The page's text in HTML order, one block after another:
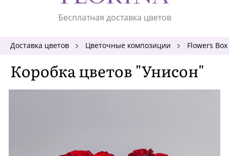
Бесплатная доставка цветов
Доставка цветов Цветочные композиции Flowers Box
Коробка цветов "Унисон"